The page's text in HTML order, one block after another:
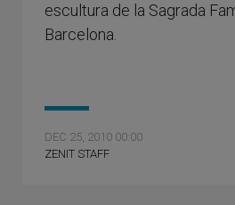
escultura de la Sagrada
Barcelona.
DEC 25, 2010 00:00
ZENIT STAFF